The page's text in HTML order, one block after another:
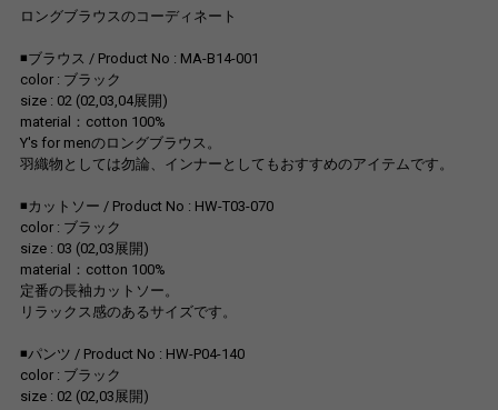
ロングブラウスのコーディネート
◾️ブラウス / Product No : MA-B14-001
color : ブラック
size : 02 (02,03,04展開)
material：cotton 100%
Y's for menのロングブラウス。
羽織物としては勿論、インナーとしてもおすすめのアイテムです。
◾️カットソー / Product No : HW-T03-070
color : ブラック
size : 03 (02,03展開)
material：cotton 100%
定番の長袖カットソー。
リラックス感のあるサイズです。
◾️パンツ / Product No : HW-P04-140
color : ブラック
size : 02 (02,03展開)